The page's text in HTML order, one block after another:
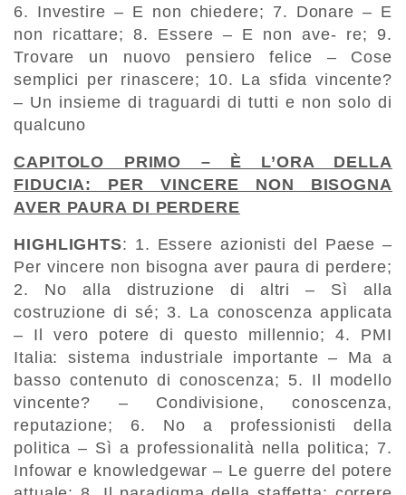
6. Investire – E non chiedere; 7. Donare – E
non ricattare; 8. Essere – E non ave- re; 9.
Trovare un nuovo pensiero felice – Cose
semplici per rinascere; 10. La sfida vincente?
– Un insieme di traguardi di tutti e non solo di
qualcuno
CAPITOLO PRIMO – È L’ORA DELLA
FIDUCIA: PER VINCERE NON BISOGNA
AVER PAURA DI PERDERE
HIGHLIGHTS: 1. Essere azionisti del Paese –
Per vincere non bisogna aver paura di perdere;
2. No alla distruzione di altri – Sì alla
costruzione di sé; 3. La conoscenza applicata
– Il vero potere di questo millennio; 4. PMI
Italia: sistema industriale importante – Ma a
basso contenuto di conoscenza; 5. Il modello
vincente? – Condivisione, conoscenza,
reputazione; 6. No a professionisti della
politica – Sì a professionalità nella politica; 7.
Infowar e knowledgewar – Le guerre del potere